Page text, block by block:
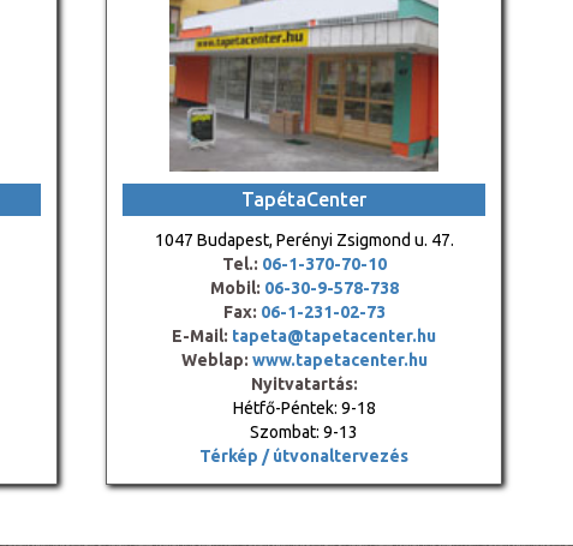
TapétaCenter
1047 Budapest, Perényi Zsigmond u. 47.
Tel.: 06-1-370-70-10
Mobil: 06-30-9-578-738
Fax: 06-1-231-02-73
E-Mail: tapeta@tapetacenter.hu
Weblap: www.tapetacenter.hu
Nyitvatartás:
Hétfő-Péntek: 9-18
Szombat: 9-13
Térkép / útvonaltervezés